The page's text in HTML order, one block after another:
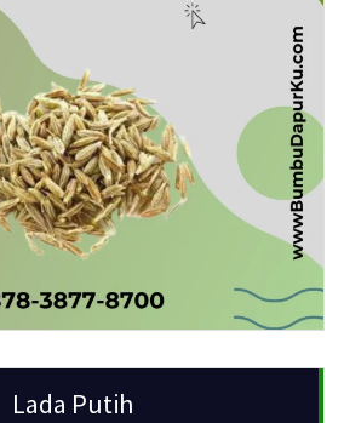
Lada Putih